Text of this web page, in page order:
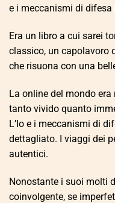
e i meccanismi di difesa
Era un libro a cui sarei
classico, un capolavoro
che risuona con una
La online del mondo
tanto vivido quanto
L’Io e i meccanismi di
dettagliato. I viaggi dei
autentici.
Nonostante i suoi molti
coinvolgente, se